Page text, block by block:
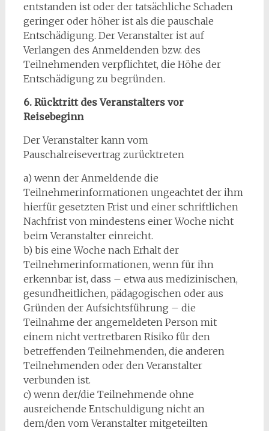
entstanden ist oder der tatsächliche Schaden
geringer oder höher ist als die pauschale
Entschädigung. Der Veranstalter ist auf
Verlangen des Anmeldenden bzw. des
Teilnehmenden verpflichtet, die Höhe der
Entschädigung zu begründen.
6. Rücktritt des Veranstalters vor
Reisebeginn
Der Veranstalter kann vom
Pauschalreisevertrag zurücktreten
a) wenn der Anmeldende die
Teilnehmerinformationen ungeachtet der ihm
hierfür gesetzten Frist und einer schriftlichen
Nachfrist von mindestens einer Woche nicht
beim Veranstalter einreicht.
b) bis eine Woche nach Erhalt der
Teilnehmerinformationen, wenn für ihn
erkennbar ist, dass – etwa aus medizinischen,
gesundheitlichen, pädagogischen oder aus
Gründen der Aufsichtsführung – die
Teilnahme der angemeldeten Person mit
einem nicht vertretbaren Risiko für den
betreffenden Teilnehmenden, die anderen
Teilnehmenden oder den Veranstalter
verbunden ist.
c) wenn der/die Teilnehmende ohne
ausreichende Entschuldigung nicht an
dem/den vom Veranstalter mitgeteilten